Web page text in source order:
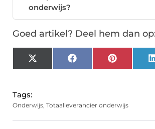
onderwijs?
Goed artikel? Deel hem dan
X
(Twitter)
FacebookPinterest
Tags:
Onderwijs, Totaalleverancier onderwijs